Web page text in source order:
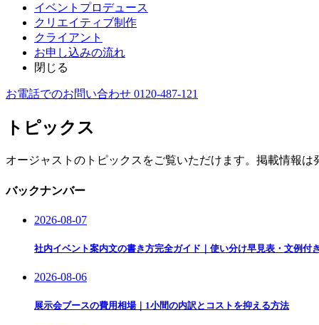
イベントプロデュース
クリエイティブ制作
クライアント
お申し込みの流れ
閉じる
お電話でのお問い合わせ 0120-487-121
トピックス
オージャストのトピックスをご覧いただけます。掲載情報
バックナンバー
2026-08-07
社内イベント案内文の書き方完全ガイド｜使い分け早見表・文例付き
2026-08-06
展示会ブースの費用相場｜1小間の内訳とコストを抑える方法